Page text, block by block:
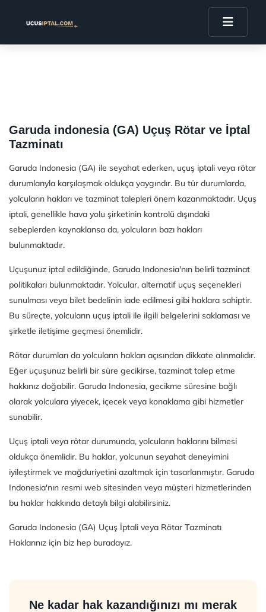
Garuda indonesia (GA) Uçuş Rötar ve İptal
Tazminatı
Garuda Indonesia (GA) ile seyahat ederken, uçuş iptali veya rötar
durumlarıyla karşılaşmak oldukça yaygındır. Bu tür durumlarda,
yolcuların hakları ve tazminat talepleri önem kazanmaktadır. Uçuş
iptali, genellikle hava yolu şirketinin kontrolü dışındaki
sebeplerden kaynaklansa da, yolcuların bazı hakları
bulunmaktadır.
Uçuşunuz iptal edildiğinde, Garuda Indonesia'nın belirli tazminat
politikaları bulunmaktadır. Yolcular, alternatif uçuş seçenekleri
sunulması veya bilet bedelinin iade edilmesi gibi haklara sahiptir.
Bu süreçte, yolcuların uçuş iptali ile ilgili belgelerini saklaması ve
şirketle iletişime geçmesi önemlidir.
Rötar durumları da yolcuların hakları açısından dikkate alınmalıdır.
Eğer uçuşunuz belirli bir süre gecikirse, tazminat talep etme
hakkınız doğabilir. Garuda Indonesia, gecikme süresine bağlı
olarak yolculara yiyecek, içecek veya konaklama gibi hizmetler
sunabilir.
Uçuş iptali veya rötar durumunda, yolcuların haklarını bilmesi
oldukça önemlidir. Bu haklar, yolcunun seyahat deneyimini
iyileştirmek ve mağduriyetini azaltmak için tasarlanmıştır. Garuda
Indonesia'nın resmi web sitesinden veya müşteri hizmetlerinden
bu haklar hakkında detaylı bilgi alabilirsiniz.
Garuda Indonesia (GA) Uçuş İptali veya Rötar Tazminatı
Haklarınız için biz hep buradayız.
Ne kadar hak kazandığınızı mı merak